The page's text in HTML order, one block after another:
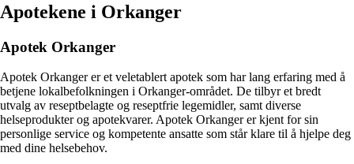
Apotekene i Orkanger
Apotek Orkanger
Apotek Orkanger er et veletablert apotek som har lang erfaring med å
betjene lokalbefolkningen i Orkanger-området. De tilbyr et bredt
utvalg av reseptbelagte og reseptfrie legemidler, samt diverse
helseprodukter og apotekvarer. Apotek Orkanger er kjent for sin
personlige service og kompetente ansatte som står klare til å hjelpe deg
med dine helsebehov.